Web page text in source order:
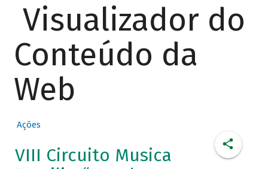
Visualizador do
Conteúdo da
Web
Ações
VIII Circuito Musica